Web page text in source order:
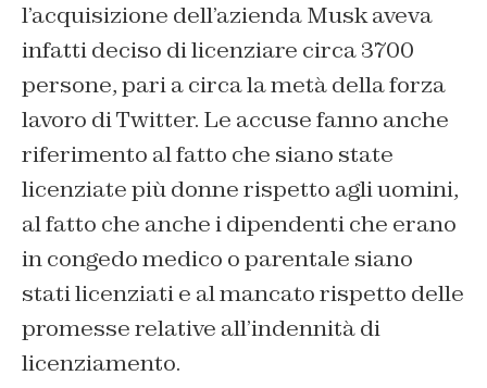
l’acquisizione dell’azienda Musk aveva
infatti deciso di licenziare circa 3700
persone, pari a circa la metà della forza
lavoro di Twitter. Le accuse fanno anche
riferimento al fatto che siano state
licenziate più donne rispetto agli uomini,
al fatto che anche i dipendenti che erano
in congedo medico o parentale siano
stati licenziati e al mancato rispetto delle
promesse relative all’indennità di
licenziamento.